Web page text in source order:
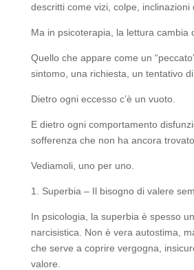
descritti come vizi, colpe, inclinazioni
Ma in psicoterapia, la lettura cambia
Quello che appare come un
sintomo, una richiesta, un tentativo di
Dietro ogni eccesso c’è un vuoto.
E dietro ogni comportamento
sofferenza che non ha ancora
Vediamoli, uno per uno.
1. Superbia – Il bisogno di valere
In psicologia, la superbia è spesso
narcisistica. Non è vera autostima,
che serve a coprire vergogna,
valore.